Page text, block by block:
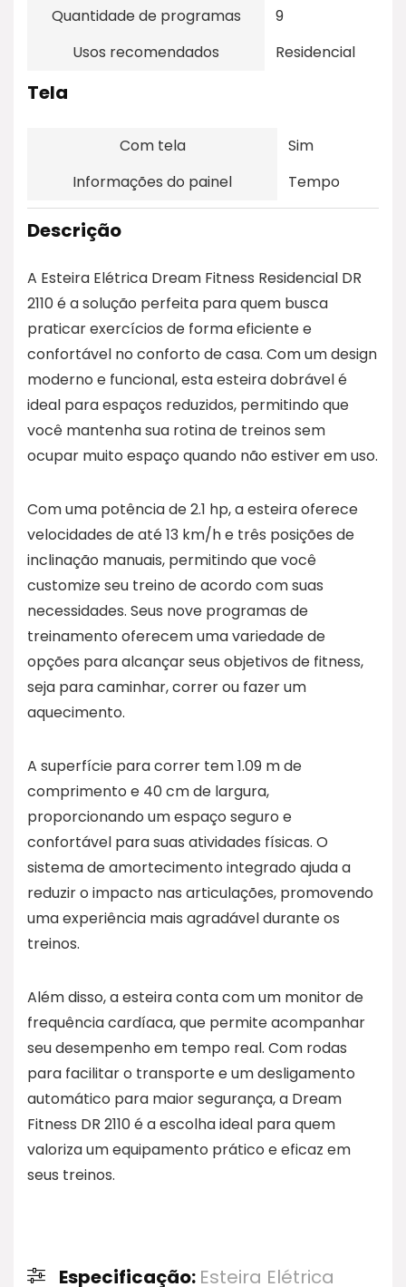
Quantidade de programas
9
Usos recomendados
Residencial
Tela
Com tela
Sim
Informações do painel
Tempo
Descrição
A Esteira Elétrica Dream Fitness Residencial DR
2110 é a solução perfeita para quem busca
praticar exercícios de forma eficiente e
confortável no conforto de casa. Com um design
moderno e funcional, esta esteira dobrável é
ideal para espaços reduzidos, permitindo que
você mantenha sua rotina de treinos sem
ocupar muito espaço quando não estiver em uso.
Com uma potência de 2.1 hp, a esteira oferece
velocidades de até 13 km/h e três posições de
inclinação manuais, permitindo que você
customize seu treino de acordo com suas
necessidades. Seus nove programas de
treinamento oferecem uma variedade de
opções para alcançar seus objetivos de fitness,
seja para caminhar, correr ou fazer um
aquecimento.
A superfície para correr tem 1.09 m de
comprimento e 40 cm de largura,
proporcionando um espaço seguro e
confortável para suas atividades físicas. O
sistema de amortecimento integrado ajuda a
reduzir o impacto nas articulações, promovendo
uma experiência mais agradável durante os
treinos.
Além disso, a esteira conta com um monitor de
frequência cardíaca, que permite acompanhar
seu desempenho em tempo real. Com rodas
para facilitar o transporte e um desligamento
automático para maior segurança, a Dream
Fitness DR 2110 é a escolha ideal para quem
valoriza um equipamento prático e eficaz em
seus treinos.
Especificação: Esteira Elétrica